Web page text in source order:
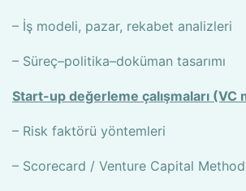
– İş modeli, pazar, rekabet analizleri
– Süreç–politika–doküman tasarımı
Start-up değerleme çalışmaları (VC
– Risk faktörü yöntemleri
– Scorecard / Venture Capital Method